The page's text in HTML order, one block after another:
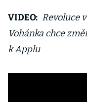
VIDEO: Revoluce
Vohánka chce
k Applu